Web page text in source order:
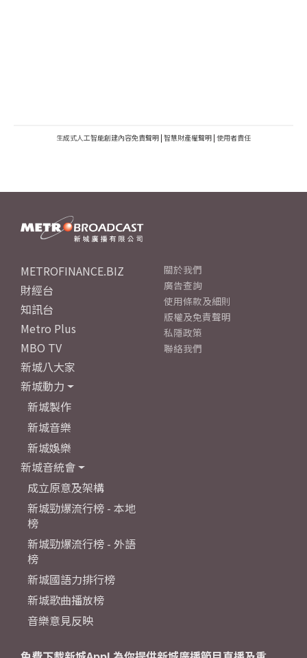
生成式人工智能創建內容免責聲明 | 智慧財產權聲明 | 使用者責任
METROFINANCE.BIZ
財經台
知訊台
Metro Plus
MBO TV
新城八大家
新城動力
新城製作
新城音樂
新城娛樂
新城音統會
成立原意及架構
新城勁爆流行榜 - 本地
榜
新城勁爆流行榜 - 外語
榜
新城國語力排行榜
新城歌曲播放榜
音樂意見反映
關於我們
廣告查詢
使用條款及細則
版權及免責聲明
私隱政策
聯絡我們